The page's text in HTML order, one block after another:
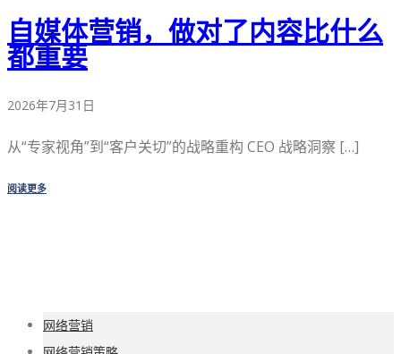
自媒体营销，做对了内容比什么
都重要
2026年7月31日
从“专家视角”到“客户关切”的战略重构 CEO 战略洞察 […]
阅读更多
网络营销